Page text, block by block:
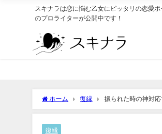
スキナラは恋に悩む乙女にピッタリの恋愛
のプロライターが公開中です！
ホーム 復縁 振られた時の神対
復縁